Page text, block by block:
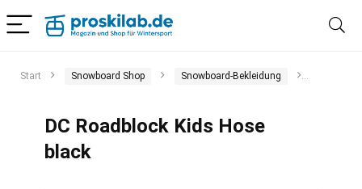
Start Snowboard Shop Snowboard-Bekleidung
DC Roadblock Kids Hose
black